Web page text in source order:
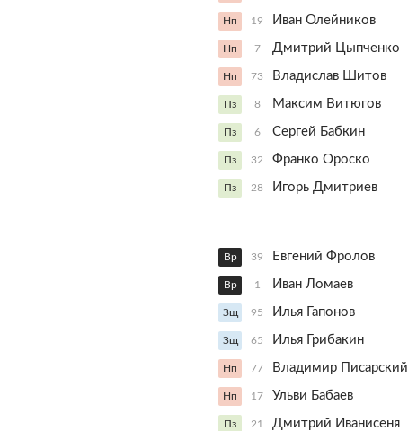
Нп 19 Иван Олейников
Нп 7 Дмитрий Цыпченко
Нп 73 Владислав Шитов
Пз 8 Максим Витюгов
Пз 6 Сергей Бабкин
Пз 32 Франко Ороско
Пз 28 Игорь Дмитриев
Вр 39 Евгений Фролов
Вр 1 Иван Ломаев
Зщ 95 Илья Гапонов
Зщ 65 Илья Грибакин
Нп 77 Владимир Писарский
Нп 17 Ульви Бабаев
Пз 21 Дмитрий Иванисеня